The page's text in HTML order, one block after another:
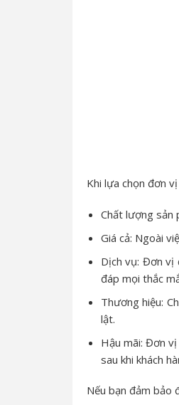
Khi lựa chọn đơn
Chất lượng sản
Giá cả: Ngoài
Dịch vụ: Đơn vị
đáp mọi thắc
Thương hiệu:
lật.
Hậu mãi: Đơn
sau khi khách
Nếu bạn đảm bảo